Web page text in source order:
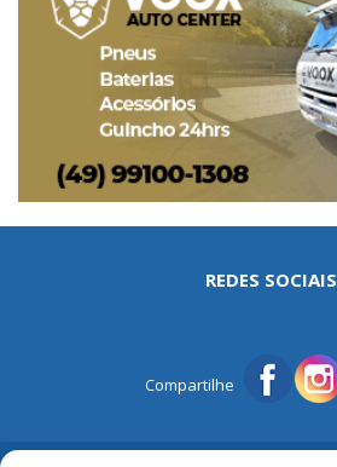
REDES SOCIAIS
Compartilhe